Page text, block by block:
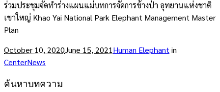
ร่วมประชุมจัดทำร่างแผนแม่บทการจัดการช้างป่า อุทยานแห่งชาติ
เขาใหญ่ Khao Yai National Park Elephant Management Master
Plan
October 10, 2020June 15, 2021 Human Elephant in
CenterNews
ค้นหาบทความ